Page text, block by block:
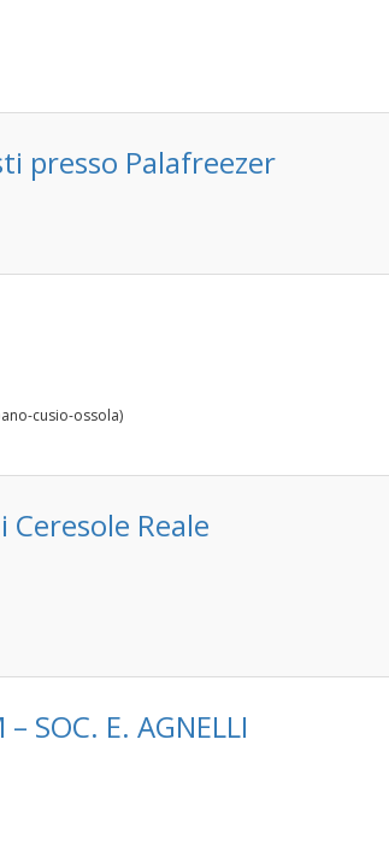
presso Palafreezer
cusio-ossola)
Ceresole Reale
SOC. E. AGNELLI